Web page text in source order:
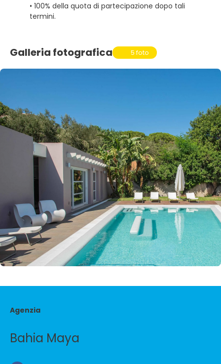
• 100% della quota di partecipazione dopo tali
termini.
Galleria fotografica 5 foto
Agenzia
Bahia Maya